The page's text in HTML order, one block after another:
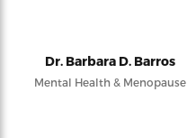
Dr. Barbara D. Barros
Mental Health & Menopause